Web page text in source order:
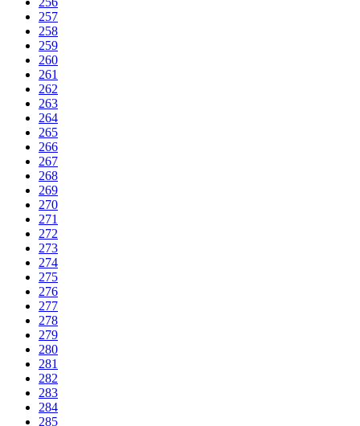
257
258
259
260
261
262
263
264
265
266
267
268
269
270
271
272
273
274
275
276
277
278
279
280
281
282
283
284
285